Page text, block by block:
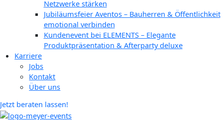
Netzwerke stärken
Jubiläumsfeier Aventos – Bauherren & Öffentlichkeit
emotional verbinden
Kundenevent bei ELEMENTS – Elegante
Produktpräsentation & Afterparty deluxe
Karriere
Jobs
Kontakt
Über uns
Jetzt beraten lassen!